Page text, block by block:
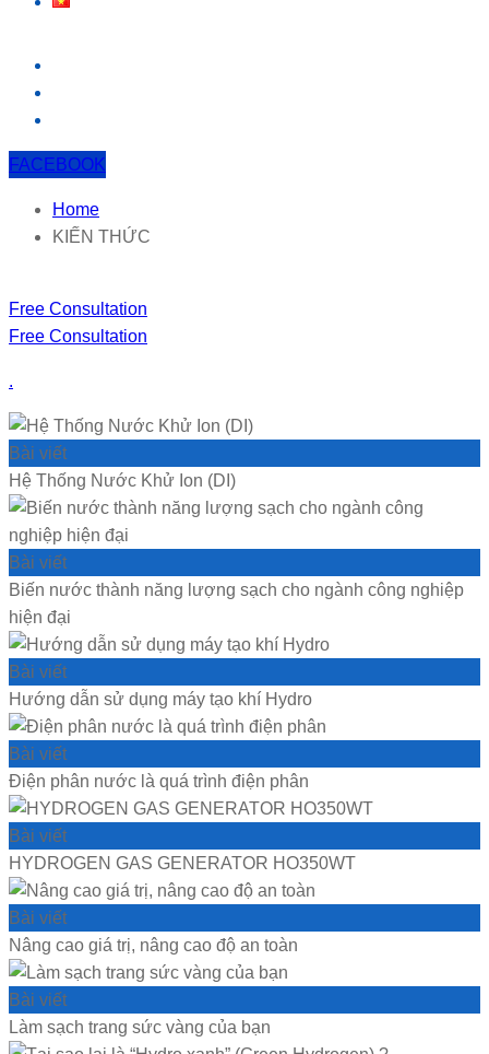
FACEBOOK
Home
KIẾN THỨC
Free Consultation
Free Consultation
.
Bài viết
Hệ Thống Nước Khử Ion (DI)
Bài viết
Biến nước thành năng lượng sạch cho ngành công nghiệp
hiện đại
Bài viết
Hướng dẫn sử dụng máy tạo khí Hydro
Bài viết
Điện phân nước là quá trình điện phân
Bài viết
HYDROGEN GAS GENERATOR HO350WT
Bài viết
Nâng cao giá trị, nâng cao độ an toàn
Bài viết
Làm sạch trang sức vàng của bạn